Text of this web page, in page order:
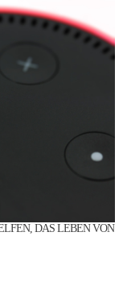
DAS LEBEN VON